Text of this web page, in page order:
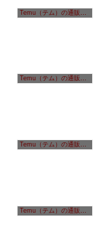
Temu（テム）の通販情報
Temu（テム）の通販情報
Temu（テム）の通販情報